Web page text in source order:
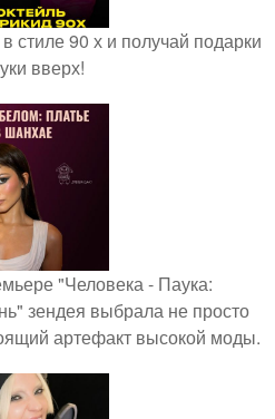
стиле 90 х и получай подарки
вверх!
"Человека - Паука:
зендея выбрала не просто
артефакт высокой моды.